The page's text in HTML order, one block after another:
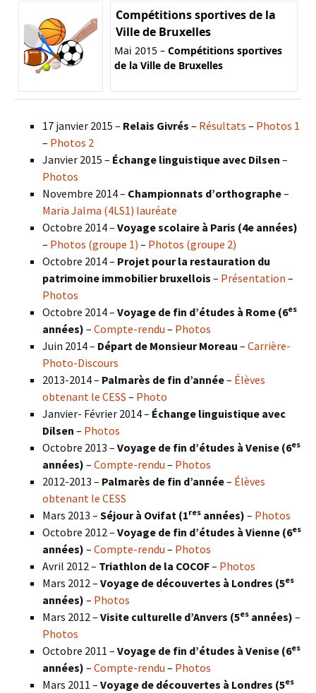
Compétitions sportives de la
Ville de Bruxelles
Mai 2015 – Compétitions sportives
de la Ville de Bruxelles
17 janvier 2015 – Relais Givrés – Résultats – Photos 1
– Photos 2
Janvier 2015 – Échange linguistique avec Dilsen –
Photos
Novembre 2014 – Championnats d’orthographe–
Maria Jalma (4LS1) lauréate
Octobre 2014 – Voyage scolaire à Paris (4e années)
– Photos (groupe 1) – Photos (groupe 2)
Octobre 2014 – Projet pour la restauration du
patrimoine immobilier bruxellois – Présentation –
Photos
Octobre 2014 – Voyage de fin d’études à Rome (6es
années) – Compte-rendu – Photos
Juin 2014 – Départ de Monsieur Moreau – Carrière-
Photo-Discours
2013-2014 – Palmarès de fin d’année– Élèves
obtenant le CESS – Photo
Janvier- Février 2014 – Échange linguistique avec
Dilsen – Photos
Octobre 2013 – Voyage de fin d’études à Venise (6es
années) – Compte-rendu – Photos
2012-2013 – Palmarès de fin d’année– Élèves
obtenant le CESS
Mars 2013 – Séjour à Ovifat (1res années) – Photos
Octobre 2012 – Voyage de fin d’études à Vienne (6es
années) – Compte-rendu – Photos
Avril 2012 – Triathlon de la COCOF– Photos
Mars 2012 – Voyage de découvertes à Londres (5es
années) – Photos
Mars 2012 – Visite culturelle d’Anvers (5es années) –
Photos
Octobre 2011 – Voyage de fin d’études à Venise (6es
années) – Compte-rendu – Photos
Mars 2011 – Voyage de découvertes à Londres (5es